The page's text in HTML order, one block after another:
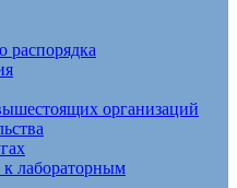
распорядка
организаций
лабораторным